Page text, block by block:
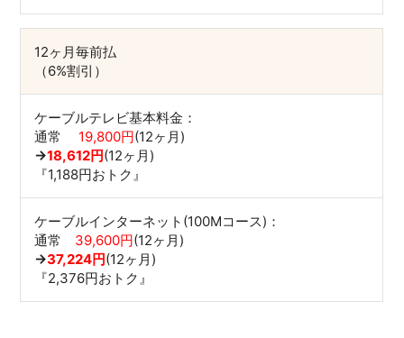
12ヶ月毎前払
（6%割引）
ケーブルテレビ基本料金：
通常 19,800円(12ヶ月)
→18,612円(12ヶ月)
『1,188円おトク』
ケーブルインターネット(100Mコース)：
通常 39,600円(12ヶ月)
→37,224円(12ヶ月)
『2,376円おトク』